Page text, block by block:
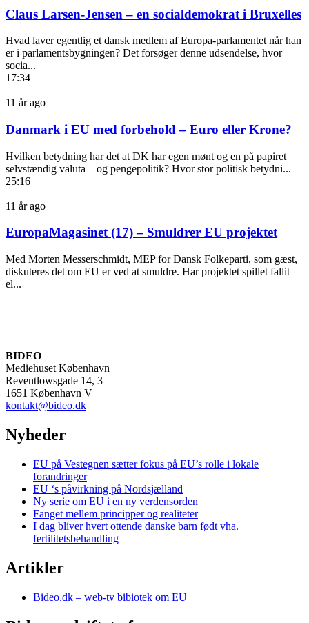
Claus Larsen-Jensen – en socialdemokrat i Bruxelles
Hvad laver egentlig et dansk medlem af Europa-parlamentet når han
er i parlamentsbygningen? Det forsøger denne udsendelse, hvor
socia...
17:34
11 år ago
Danmark i EU med forbehold – Euro eller Krone?
Hvilken betydning har det at DK har egen mønt og en på papiret
selvstændig valuta – og pengepolitik? Hvor stor politisk betydni...
25:16
11 år ago
EuropaMagasinet (17) – Smuldrer EU projektet
Med Morten Messerschmidt, MEP for Dansk Folkeparti, som gæst,
diskuteres det om EU er ved at smuldre. Har projektet spillet fallit
el...
BIDEO
Mediehuset København
Reventlowsgade 14, 3
1651 København V
kontakt@bideo.dk
Nyheder
EU på Vestegnen sætter fokus på EU’s rolle i lokale
forandringer
EU ‘s påvirkning på Nordsjælland
Ny serie om EU i en ny verdensorden
Fanget mellem principper og realiteter
I dag bliver hvert ottende danske barn født vha.
fertilitetsbehandling
Artikler
Bideo.dk – web-tv bibiotek om EU